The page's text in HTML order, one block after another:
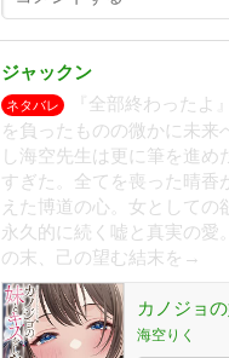
ジャックン
ネタバレ
『全部終わった
を負ったものの微かに未来
し海空先生は更に筆を進め
すぎた。全てを喪った晴
えた博道の心。女として
永久的に続く嘘と真実の愛
の末、己の望む結末を→
カノジョ
海空りく